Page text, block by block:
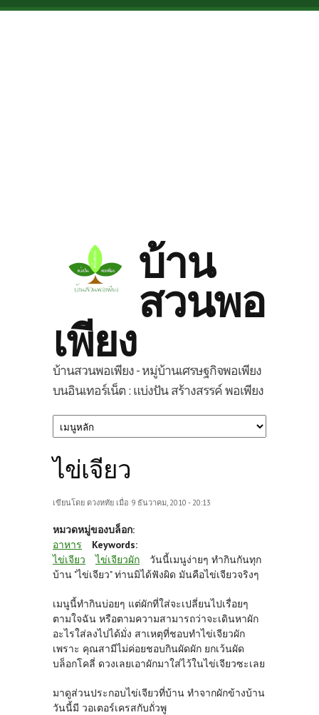
Skip to main content
บ้าน
สวนพอ
เพียง
บ้านสวนพอเพียง - หมู่บ้านเศรษฐกิจพอเพียง
บนอินเทอร์เน็ต : แบ่งปัน สร้างสรรค์ พอเพียง
ไข่เจียว
เขียนโดย ดวงหทัย เมื่อ 9 ธันวาคม, 2010 - 20:13
หมวดหมู่ของบล็อก:
อาหาร
Keywords:
ไข่เจียว
ไข่เจียวผัก
วันนี้เมนูง่ายๆ ทำกินกันทุก
บ้าน "ไข่เจียว" ท่านมิได้ฟังผิด มันคือไข่เจียวจริงๆ
เมนูนี้ทำกินบ่อยๆ แต่ผักที่ใส่จะเปลี่ยนไปเรื่อยๆ
ตามใจฉัน หรือตามความสามารถว่าจะเดินหาผัก
อะไรใส่ลงไปได้มั่ง สาเหตุที่ชอบทำไข่เจียวผัก
เพราะ คุณสามีไม่ค่อยชอบกินผัดผัก ยกเว้นผัด
บล็อกโคลี่ ดวงเลยเอาผักมาใส่ไว้ในไข่เจียวซะเลย
มาดูส่วนประกอบไข่เจียวที่บ้าน ทำจากผักข้างบ้าน
วันนี้มี วอเตอร์เครสกับถั่วพู